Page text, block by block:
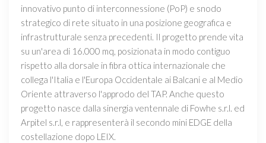
innovativo punto di interconnessione (PoP) e snodo
strategico di rete situato in una posizione geografica e
infrastrutturale senza precedenti. Il progetto prende vita
su un'area di 16.000 mq, posizionata in modo contiguo
rispetto alla dorsale in fibra ottica internazionale che
collega l'Italia e l'Europa Occidentale ai Balcani e al Medio
Oriente attraverso l'approdo del TAP. Anche questo
progetto nasce dalla sinergia ventennale di Fowhe s.r.l. ed
Arpitel s.r.l, e rappresenterà il secondo mini EDGE della
costellazione dopo LEIX.